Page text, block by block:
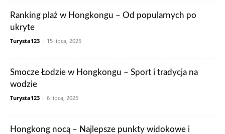
Ranking plaż w Hongkongu – Od popularnych po
ukryte
Turysta123 - 15 lipca, 2025
Smocze Łodzie w Hongkongu – Sport i tradycja na
wodzie
Turysta123 - 6 lipca, 2025
Hongkong nocą – Najlepsze punkty widokowe i